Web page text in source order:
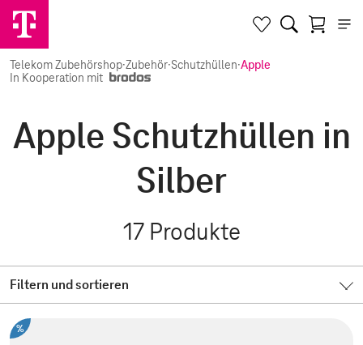
Telekom Zubehörshop·Zubehör·Schutzhüllen·Apple
In Kooperation mit
Apple Schutzhüllen in
Silber
17 Produkte
Filtern und sortieren
%